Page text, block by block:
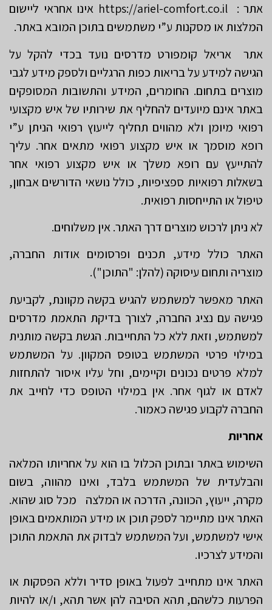
אתר : https://ariel-comfort.co.il אינו אחראי ליישום
המלצות או מסקנות ע”י משתמשים בתוכן המובא באתר.
אתר אריאל קומפורט מדרסים נועד בכדי להקל על
הגישה למידע על בריאות כפות הרגליים ולספק מידע לגבי
מוצרים בתחום. החומרים, המידע והתשובות המסופקים
באתר אינם מיועדים להחליף את שירותיו של איש מקצועי
רפואי מיומן ולא מהווים תחליף לייעוץ רפואי הניתן ע”י
רופא מוסמך או איש מקצוע רפואי מתאים אחר. עליך
להתייעץ עם רופא משלך או איש מקצוע רפואי אחר
בשאלות רפואיות ספציפיות, כולל נושאי הדורשים אבחון,
טיפול או התייחסות רפואית.
לא ניתן לרכוש מוצרים דרך האתר. אין משלוחים.
האתר כולל מידע, תכנים ופרסומים אודות החברה,
מוצריה ותחום עיסוקה (להלן: "התוכן").
האתר מאפשר למשתמש להגיש בקשה מקוונת, לקביעת
פגישה עם נציג החברה, לצורך בדיקת התאמת מדרסים
למשתמש, וזאת ללא כל התחייבות. הגשת בקשה מותנית
במילוי פרטי המשתמש בטופס המקוון. על המשתמש
למלא פרטים נכונים וקיימים, וחל עליו איסור להתחזות
לאדם או לגוף אחר. אין במילוי הטופס כדי לחייב את
החברה לקבוע פגישה כאמור.
אחריות
השימוש באתר ובתוכן הכלול בו הוא על אחריותו המלאה
והבלעדית של המשתמש בלבד, ואינו מהווה, בשום
מקרה, ייעוץ, הכוונה, הדרכה או המלצה מכל סוג שהוא.
האתר אינו מתיימר לספק תוכן או מידע המותאמים באופן
אישי למשתמש, ועל המשתמש לבדוק את התאמת התוכן
והמידע לצרכיו.
האתר אינו מתחייב לפעול באופן סדיר וללא הפסקות או
הפרעות כלשהם, תהא הסיבה להן אשר תהא, ו/או להיות